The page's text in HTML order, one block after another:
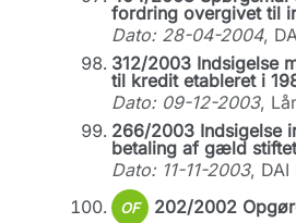
fordring overgivet til
Dato: 28-04-2004,
312/2003 Indsigelse
til kredit etableret i
Dato: 09-12-2003,
266/2003 Indsigelse
betaling af gæld
Dato: 11-11-2003, DAI
OF
202/2002